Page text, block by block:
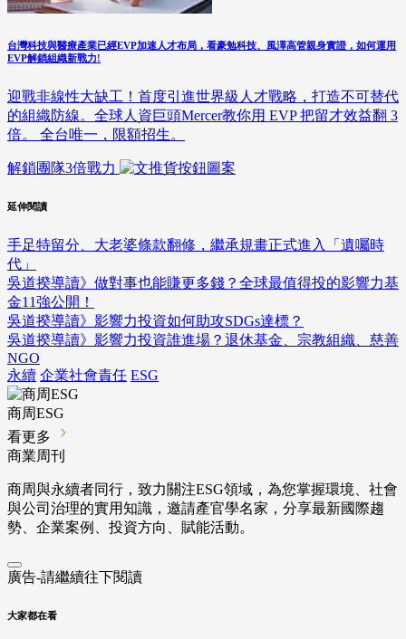
台灣科技與醫療產業已經EVP加速人才布局，看豪勉科技、風澤高管親身實證，如何運用
EVP解鎖組織新戰力!
迎戰非線性大缺工！首度引進世界級人才戰略，打造不可替代
的組織防線。全球人資巨頭Mercer教你用 EVP 把留才效益翻 3
倍。 全台唯一，限額招生。
解鎖團隊3倍戰力
延伸閱讀
手足特留分、大老婆條款翻修，繼承規畫正式進入「遺囑時
代」
吳道揆導讀》做對事也能賺更多錢？全球最值得投的影響力基
金11強公開！
吳道揆導讀》影響力投資如何助攻SDGs達標？
吳道揆導讀》影響力投資誰進場？退休基金、宗教組織、慈善
NGO
永續 企業社會責任 ESG
商周ESG
看更多
商業周刊
商周與永續者同行，致力關注ESG領域，為您掌握環境、社會
與公司治理的實用知識，邀請產官學名家，分享最新國際趨
勢、企業案例、投資方向、賦能活動。
廣告-請繼續往下閱讀
大家都在看